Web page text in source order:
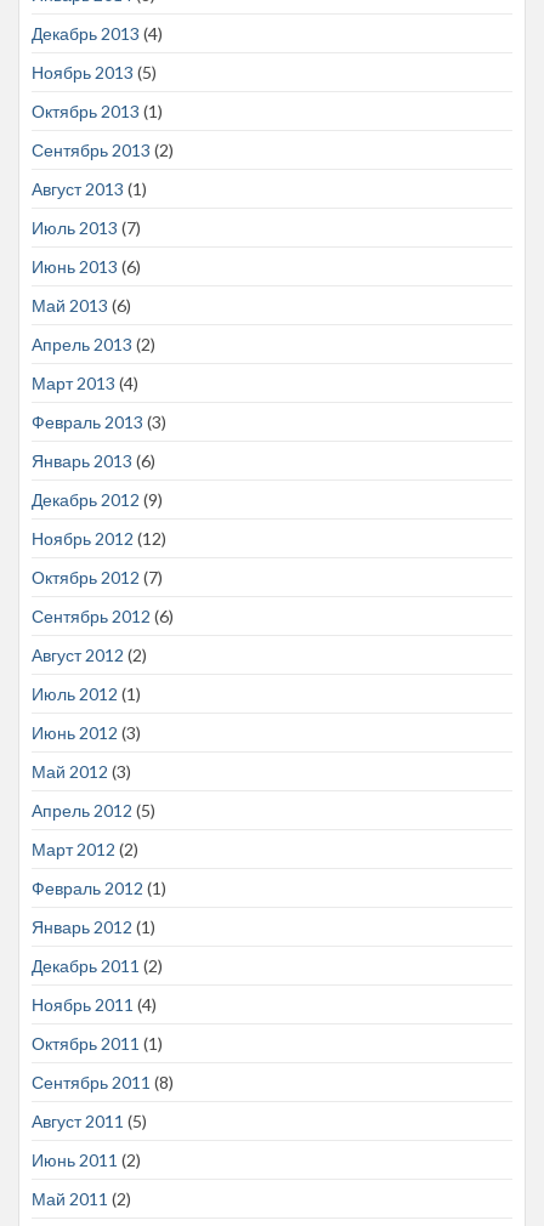
Декабрь 2013 (4)
Ноябрь 2013 (5)
Октябрь 2013 (1)
Сентябрь 2013 (2)
Август 2013 (1)
Июль 2013 (7)
Июнь 2013 (6)
Май 2013 (6)
Апрель 2013 (2)
Март 2013 (4)
Февраль 2013 (3)
Январь 2013 (6)
Декабрь 2012 (9)
Ноябрь 2012 (12)
Октябрь 2012 (7)
Сентябрь 2012 (6)
Август 2012 (2)
Июль 2012 (1)
Июнь 2012 (3)
Май 2012 (3)
Апрель 2012 (5)
Март 2012 (2)
Февраль 2012 (1)
Январь 2012 (1)
Декабрь 2011 (2)
Ноябрь 2011 (4)
Октябрь 2011 (1)
Сентябрь 2011 (8)
Август 2011 (5)
Июнь 2011 (2)
Май 2011 (2)